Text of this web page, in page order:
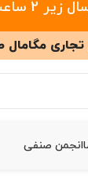
تهران
انجمن صنفی